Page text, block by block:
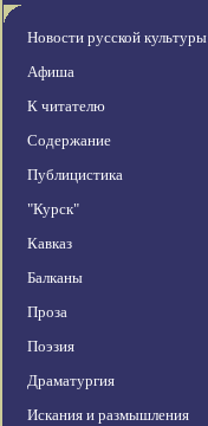
Новости русской культуры
Афиша
К читателю
Содержание
Публицистика
"Курск"
Кавказ
Балканы
Проза
Поэзия
Драматургия
Искания и размышления